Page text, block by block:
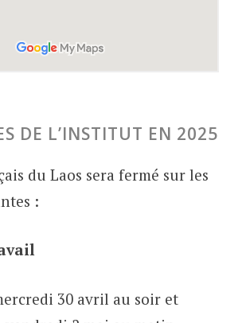
DE L’INSTITUT EN 2025
du Laos sera fermé sur les
:
30 avril au soir et